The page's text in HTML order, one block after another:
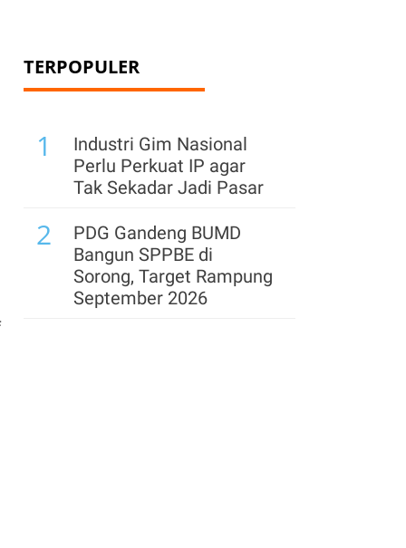
TERPOPULER
1
Industri Gim Nasional
Perlu Perkuat IP agar
Tak Sekadar Jadi Pasar
2
PDG Gandeng BUMD
Bangun SPPBE di
Sorong, Target Rampung
September 2026